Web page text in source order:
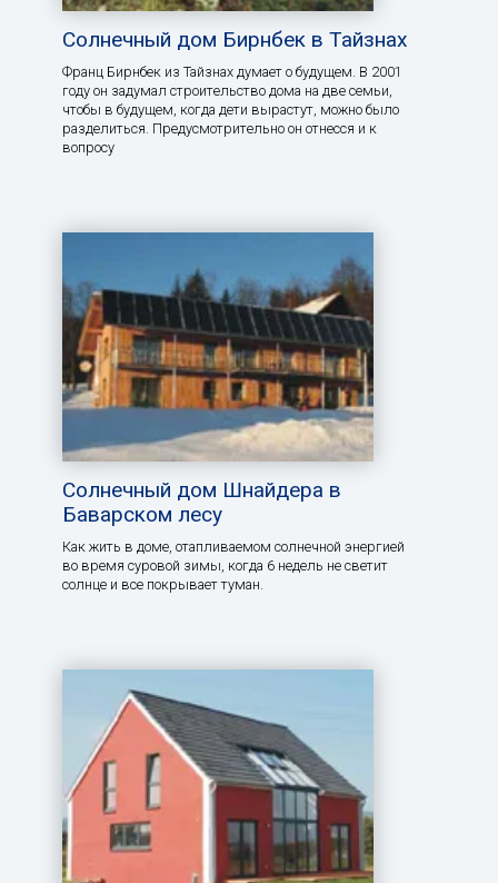
Солнечный дом Бирнбек в Тайзнах
Франц Бирнбек из Тайзнах думает о будущем. В 2001
году он задумал строительство дома на две семьи,
чтобы в будущем, когда дети вырастут, можно было
разделиться. Предусмотрительно он отнесся и к
вопросу
Солнечный дом Шнайдера в
Баварском лесу
Как жить в доме, отапливаемом солнечной энергией
во время суровой зимы, когда 6 недель не светит
солнце и все покрывает туман.